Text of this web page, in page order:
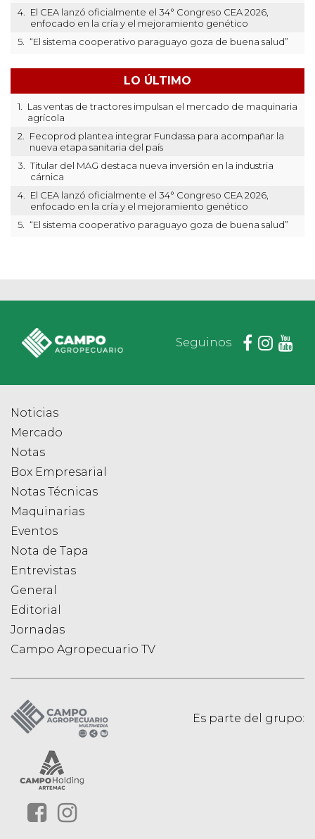
4.
El CEA lanzó oficialmente el 34° Congreso CEA 2026,
enfocado en la cría y el mejoramiento genético
5.
“El sistema cooperativo paraguayo goza de buena salud”
LO ÚLTIMO
1.
Las ventas de tractores impulsan el mercado de maquinaria
agrícola
2.
Fecoprod plantea integrar Fundassa para acompañar la
nueva etapa sanitaria del país
3.
Titular del MAG destaca nueva inversión en la industria
cárnica
4.
El CEA lanzó oficialmente el 34° Congreso CEA 2026,
enfocado en la cría y el mejoramiento genético
5.
“El sistema cooperativo paraguayo goza de buena salud”
Seguinos
Noticias
Mercado
Notas
Box Empresarial
Notas Técnicas
Maquinarias
Eventos
Nota de Tapa
Entrevistas
General
Editorial
Jornadas
Campo Agropecuario TV
Es parte del grupo: